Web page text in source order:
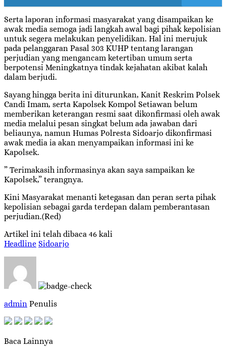
Serta laporan informasi masyarakat yang disampaikan ke
awak media semoga jadi langkah awal bagi pihak kepolisian
untuk segera melakukan penyelidikan. Hal ini merujuk
pada pelanggaran Pasal 303 KUHP tentang larangan
perjudian yang mengancam ketertiban umum serta
berpotensi Meningkatnya tindak kejahatan akibat kalah
dalam berjudi.
Sayang hingga berita ini diturunkan, Kanit Reskrim Polsek
Candi Imam, serta Kapolsek Kompol Setiawan belum
memberikan keterangan resmi saat dikonfirmasi oleh awak
media melalui pesan singkat belum ada jawaban dari
beliaunya, namun Humas Polresta Sidoarjo dikonfirmasi
awak media ia akan menyampaikan informasi ini ke
Kapolsek.
” Terimakasih informasinya akan saya sampaikan ke
Kapolsek,” terangnya.
Kini Masyarakat menanti ketegasan dan peran serta pihak
kepolisian sebagai garda terdepan dalam pemberantasan
perjudian.(Red)
Artikel ini telah dibaca 46 kali
Headline Sidoarjo
admin Penulis
Baca Lainnya